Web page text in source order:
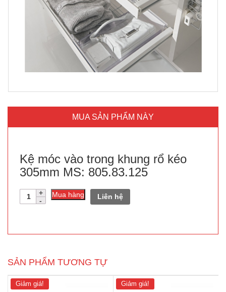
MUA SẢN PHẨM NÀY
Kệ móc vào trong khung rổ kéo
305mm MS: 805.83.125
Số
lượng
Mua hàng Liên hệ
SẢN PHẨM TƯƠNG TỰ
Giảm giá! Giảm giá!